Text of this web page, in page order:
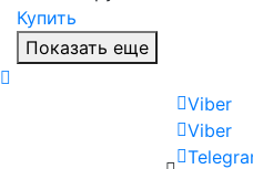
Купить
Показать еще
Viber
Viber